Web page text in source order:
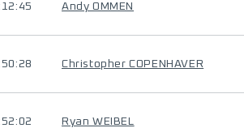
Andy OMMEN
Christopher COPENHAVER
Ryan WEIBEL